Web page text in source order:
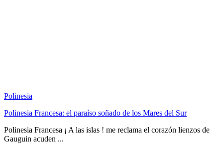
Polinesia
Polinesia Francesa: el paraíso soñado de los Mares del Sur
Polinesia Francesa ¡ A las islas ! me reclama el corazón lienzos de
Gauguin acuden ...